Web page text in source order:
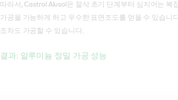
따라서, Castrol Alusol은 절삭 초기 단계부터 심지어는 복
가공을 가능하게 하고 우수한 표면조도를 얻을 수 있습니
조차도 가공할 수 있습니다.
결과: 알루미늄 정밀 가공 성능